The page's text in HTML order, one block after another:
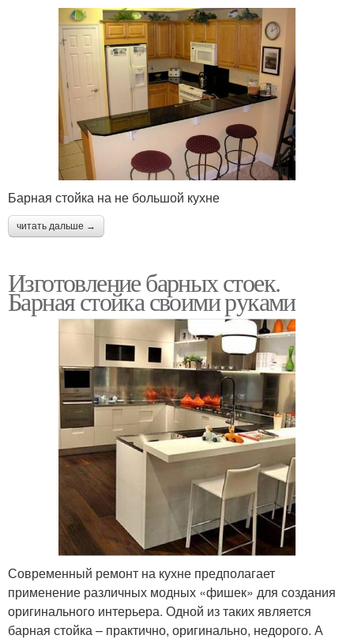
Барная стойка на не большой кухне
читать дальше →
Изготовление барных стоек.
Барная стойка своими руками
Современный ремонт на кухне предполагает
применение различных модных «фишек» для создания
оригинального интерьера. Одной из таких является
барная стойка – практично, оригинально, недорого. А